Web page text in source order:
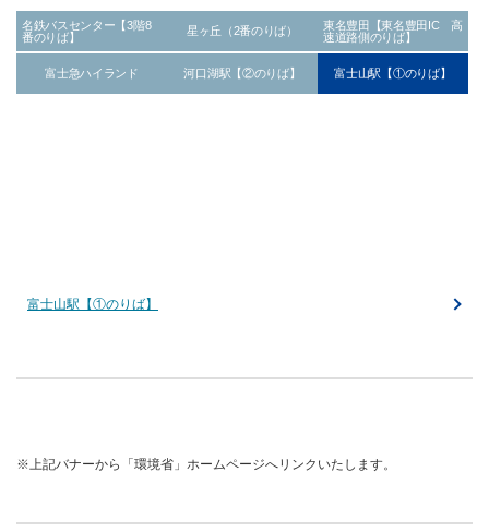
名鉄バスセンター【3階8
番のりば】
星ヶ丘（2番のりば）
東名豊田【東名豊田IC 高
速道路側のりば】
富士急ハイランド 河口湖駅【②のりば】 富士山駅【①のりば】
富士山駅【①のりば】
※上記バナーから「環境省」ホームページへリンクいたします。